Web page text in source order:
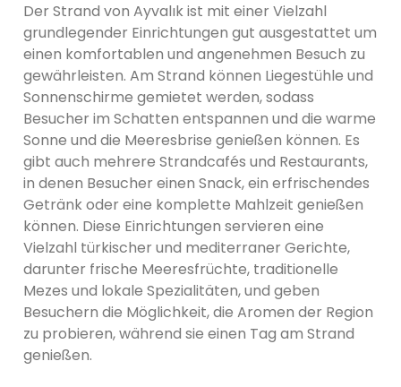
Der Strand von Ayvalık ist mit einer Vielzahl
grundlegender Einrichtungen gut ausgestattet um
einen komfortablen und angenehmen Besuch zu
gewährleisten. Am Strand können Liegestühle und
Sonnenschirme gemietet werden, sodass
Besucher im Schatten entspannen und die warme
Sonne und die Meeresbrise genießen können. Es
gibt auch mehrere Strandcafés und Restaurants,
in denen Besucher einen Snack, ein erfrischendes
Getränk oder eine komplette Mahlzeit genießen
können. Diese Einrichtungen servieren eine
Vielzahl türkischer und mediterraner Gerichte,
darunter frische Meeresfrüchte, traditionelle
Mezes und lokale Spezialitäten, und geben
Besuchern die Möglichkeit, die Aromen der Region
zu probieren, während sie einen Tag am Strand
genießen.